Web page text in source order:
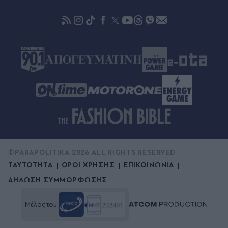
στην παρουσίασή του! (Εικόνες & βίντεο)
ΤΑΥΤΟΤΗΤΑ ΟΡΟΙ ΧΡΗΣΗΣ
ΕΠΙΚΟΙΝΩΝΙΑ
ΔΗΛΩΣΗ ΣΥΜΜΟΡΦΩΣΗΣ
©PARAPOLITIKA 2026 ALL RIGHTS RESERVED
Μέλος του: